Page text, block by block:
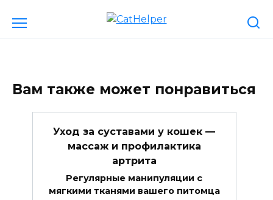
Вам также может понравиться
Уход за суставами у кошек —
массаж и профилактика
артрита
Регулярные манипуляции с
мягкими тканями вашего питомца